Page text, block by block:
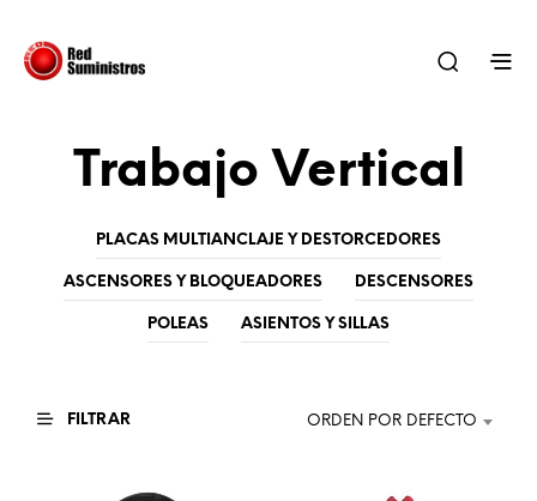
Trabajo Vertical
PLACAS MULTIANCLAJE Y DESTORCEDORES
ASCENSORES Y BLOQUEADORES DESCENSORES
POLEAS ASIENTOS Y SILLAS
FILTRAR ORDEN POR DEFECTO